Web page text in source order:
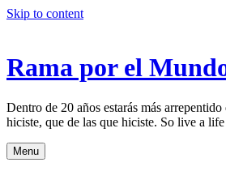
Skip to content
Rama por el
Dentro de 20 años estarás más arrepentido
hiciste, que de las que hiciste. So live a
Menu